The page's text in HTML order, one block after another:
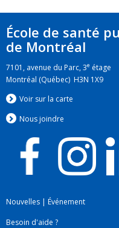
École de santé
de Montréal
7101, avenue du Parc, 3e étage
Montréal (Québec) H3N 1X9
Voir sur la carte
Nous joindre
Nouvelles | Événement
Besoin d'aide ?